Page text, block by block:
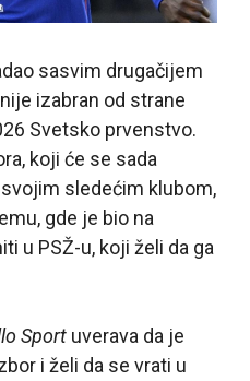
sasvim drugačijem
izabran od strane
Svetsko prvenstvo.
koji će se sada
sledećim klubom,
gde je bio na
u PSŽ-u, koji želi da ga
Sport uverava da je
i želi da se vrati u